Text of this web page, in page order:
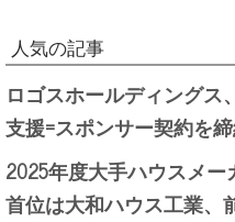
人気の記事
ロゴスホールディング
支援=スポンサー契約を
2025年度大手ハウスメ
首位は大和ハウス工業、